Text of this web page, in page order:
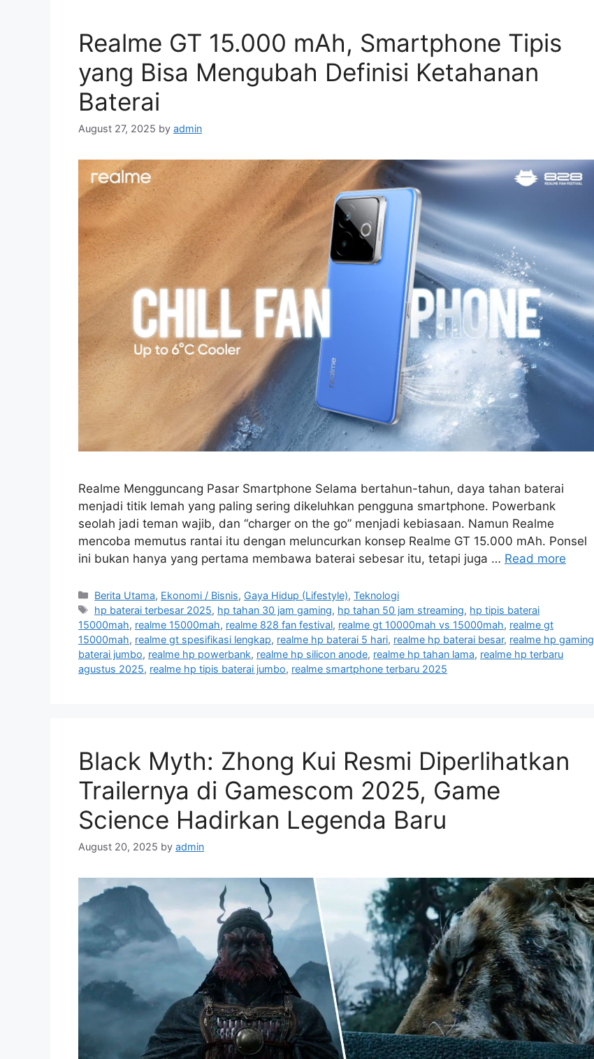
Realme GT 15.000 mAh, Smartphone Tipis
yang Bisa Mengubah Definisi Ketahanan
Baterai
August 27, 2025 by admin
Realme Mengguncang Pasar Smartphone Selama bertahun-tahun, daya tahan baterai
menjadi titik lemah yang paling sering dikeluhkan pengguna smartphone. Powerbank
seolah jadi teman wajib, dan “charger on the go” menjadi kebiasaan. Namun Realme
mencoba memutus rantai itu dengan meluncurkan konsep Realme GT 15.000 mAh. Ponsel
ini bukan hanya yang pertama membawa baterai sebesar itu, tetapi juga … Read more
C
a
t
e
g
o
Berita Utama, Ekonomi / Bisnis, Gaya Hidup (Lifestyle),Teknologi
T
a
g
s
hp baterai terbesar 2025, hp tahan 30 jam gaming, hp tahan 50 jam streaming, hp tipis baterai
15000mah, realme 15000mah, realme 828 fan festival, realme gt 10000mah vs 15000mah, realme gt
15000mah, realme gt spesifikasi lengkap, realme hp baterai 5 hari, realme hp baterai besar, realme hp gaming
baterai jumbo, realme hp powerbank, realme hp silicon anode, realme hp tahan lama, realme hp terbaru
agustus 2025, realme hp tipis baterai jumbo, realme smartphone terbaru 2025
Black Myth: Zhong Kui Resmi Diperlihatkan
Trailernya di Gamescom 2025, Game
Science Hadirkan Legenda Baru
August 20, 2025 by admin